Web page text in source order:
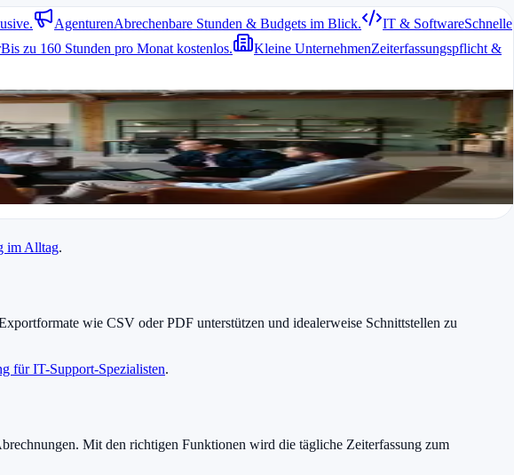
AgenturenAbrechenbare Stunden & Budgets im Blick. IT & SoftwareSchnelle
Bis zu 160 Stunden pro Monat kostenlos. Kleine UnternehmenZeiterfassungspflicht &
GPS-Unterstützung zeigt später, wo welche Arbeiten stattgefunden haben.
Projekten oder Tickets zuzuordnen und so die Abrechnung zu vereinfachen.
im Alltag.
wie CSV oder PDF unterstützen und idealerweise Schnittstellen zu
für IT-Support-Spezialisten.
Mit den richtigen Funktionen wird die tägliche Zeiterfassung zum